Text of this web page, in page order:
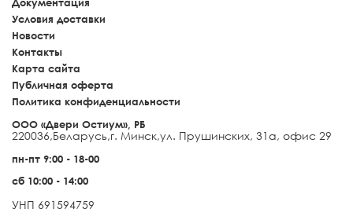
Условия доставки
Новости
Контакты
Карта сайта
Публичная оферта
Политика конфиденциальности
ООО «Двери Остиум», РБ
220036,Беларусь,г. Минск,ул. Прушинских, 31а, офис 29
пн-пт 9:00 - 18-00
сб 10:00 - 14:00
УНП 691594759